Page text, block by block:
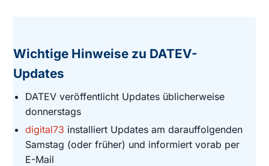
Wichtige Hinweise zu DATEV-
Updates
DATEV veröffentlicht Updates üblicherweise
donnerstags
digital73 installiert Updates am darauffolgenden
Samstag (oder früher) und informiert vorab per
E-Mail